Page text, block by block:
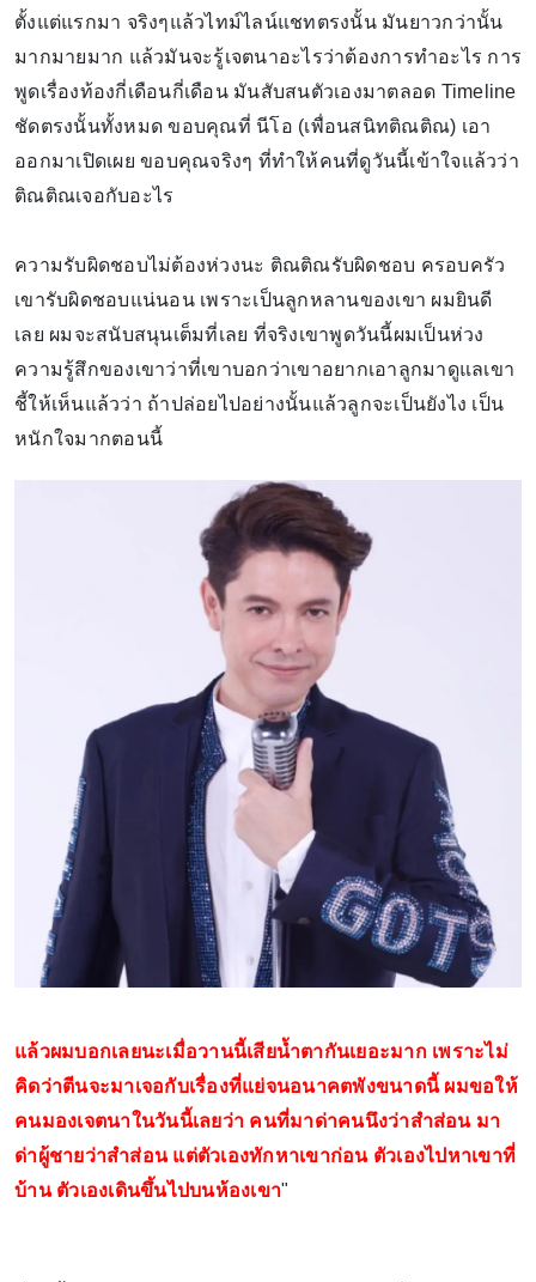
ตั้งแต่แรกมา จริงๆแล้วไทม์ไลน์แชทตรงนั้น มันยาวกว่านั้น
มากมายมาก แล้วมันจะรู้เจตนาอะไรว่าต้องการทำอะไร การ
พูดเรื่องท้องกี่เดือนกี่เดือน มันสับสนตัวเองมาตลอด Timeline
ชัดตรงนั้นทั้งหมด ขอบคุณที่ นีโอ (เพื่อนสนิทติณติณ) เอา
ออกมาเปิดเผย ขอบคุณจริงๆ ที่ทำให้คนที่ดูวันนี้เข้าใจแล้วว่า
ติณติณเจอกับอะไร
ความรับผิดชอบไม่ต้องห่วงนะ ติณติณรับผิดชอบ ครอบครัว
เขารับผิดชอบแน่นอน เพราะเป็นลูกหลานของเขา ผมยินดี
เลย ผมจะสนับสนุนเต็มที่เลย ที่จริงเขาพูดวันนี้ผมเป็นห่วง
ความรู้สึกของเขาว่าที่เขาบอกว่าเขาอยากเอาลูกมาดูแลเขา
ชี้ให้เห็นแล้วว่า ถ้าปล่อยไปอย่างนั้นแล้วลูกจะเป็นยังไง เป็น
หนักใจมากตอนนี้
แล้วผมบอกเลยนะเมื่อวานนี้เสียน้ำตากันเยอะมาก เพราะไม่
คิดว่าตีนจะมาเจอกับเรื่องที่แย่จนอนาคตพังขนาดนี้ ผมขอให้
คนมองเจตนาในวันนี้เลยว่า คนที่มาด่าคนนึงว่าสำส่อน มา
ด่าผู้ชายว่าสำส่อน แต่ตัวเองทักหาเขาก่อน ตัวเองไปหาเขาที่
บ้าน ตัวเองเดินขึ้นไปบนห้องเขา"